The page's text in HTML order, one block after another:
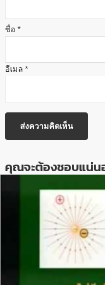
ชื่อ *
อีเมล *
คุณจะต้องชอบแน่น